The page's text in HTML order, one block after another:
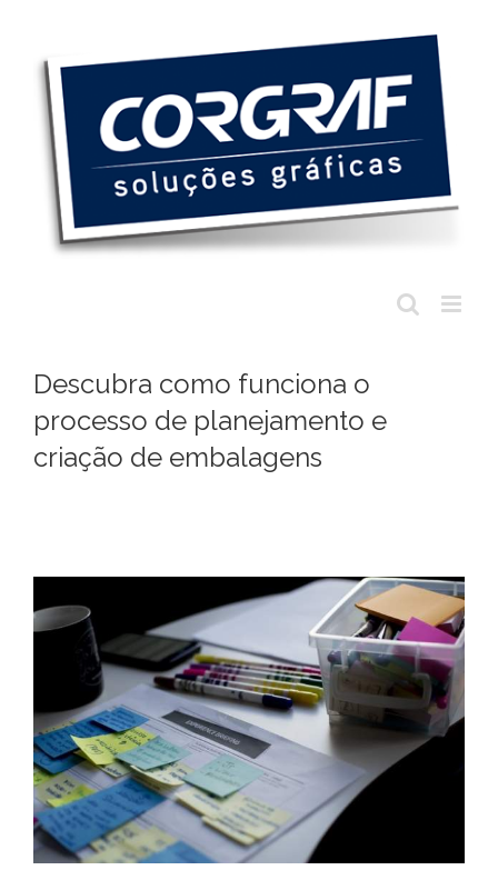
conteúdo
Descubra como funciona o
processo de planejamento e
criação de embalagens